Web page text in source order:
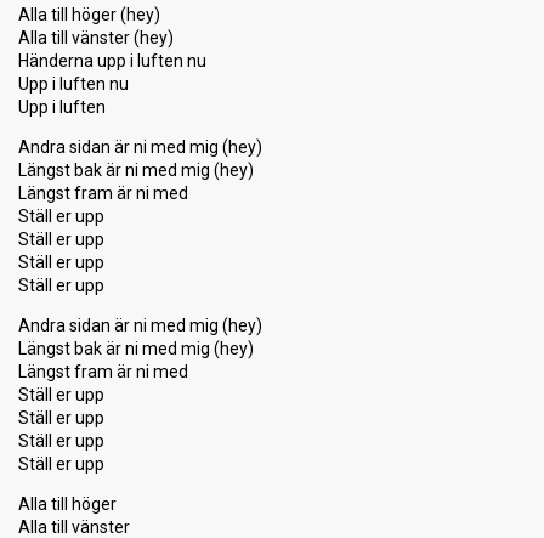
Alla till höger (hey)
Alla till vänster (hey)
Händerna upp i luften nu
Upp i luften nu
Upp i luften
Andra sidan är ni med mig (hey)
Längst bak är ni med mig (hey)
Längst fram är ni med
Ställ er upp
Ställ er upp
Ställ er upp
Ställ er upp
Andra sidan är ni med mig (hey)
Längst bak är ni med mig (hey)
Längst fram är ni med
Ställ er upp
Ställ er upp
Ställ er upp
Ställ er upp
Alla till höger
Alla till vänster